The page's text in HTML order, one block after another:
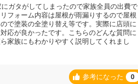
ガタがしてしまったので家族全員の出費で
フォーム内容は屋根が雨漏りするので屋根
で塗装の全塗り替え等です。実際に店頭に
応が良かったです。こちらのどんな質問に
家族にもわかりやすく説明してくれまし
参考になった 0